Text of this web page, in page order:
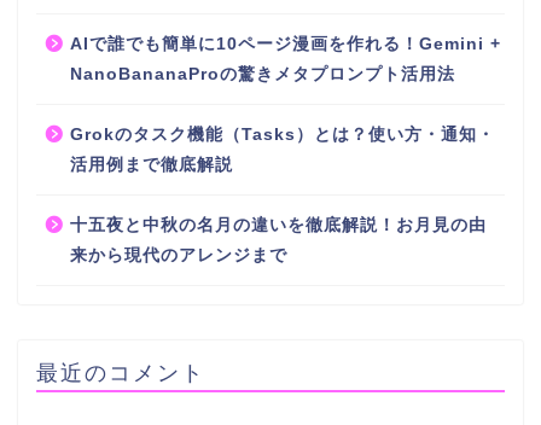
AIで誰でも簡単に10ページ漫画を作れる！Gemini +
NanoBananaProの驚きメタプロンプト活用法
Grokのタスク機能（Tasks）とは？使い方・通知・
活用例まで徹底解説
十五夜と中秋の名月の違いを徹底解説！お月見の由
来から現代のアレンジまで
最近のコメント